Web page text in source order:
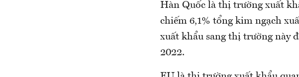
Hàn Quốc là thị trường xuất
chiếm 6,1% tổng kim ngạch
xuất khẩu sang thị trường này
2022.